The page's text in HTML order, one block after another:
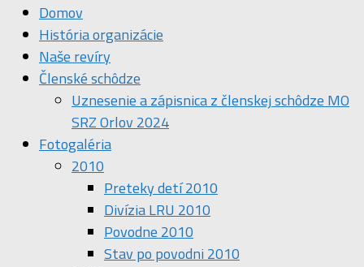
Domov
História organizácie
Naše revíry
Členské schôdze
Uznesenie a zápisnica z členskej schôdze MO
SRZ Orlov 2024
Fotogaléria
2010
Preteky detí 2010
Divízia LRU 2010
Povodne 2010
Stav po povodni 2010